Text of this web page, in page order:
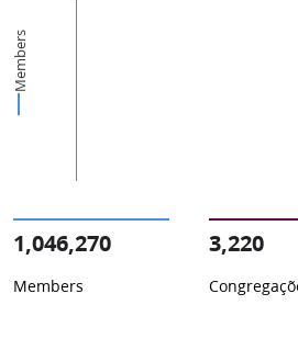
Members
1,046,270
Members
3,220